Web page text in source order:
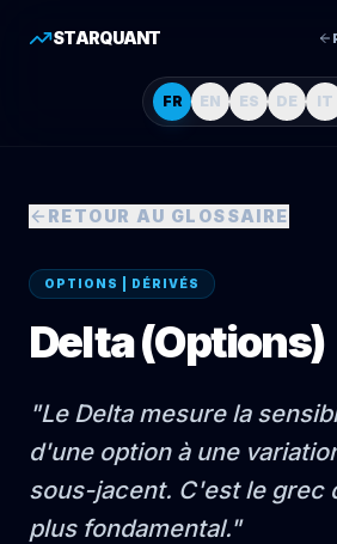
STARQUANT
FR EN ES DE IT
RETOUR AU GLOSSAIRE
OPTIONS | DÉRIVÉS
Delta (Options)
"Le Delta mesure la
d'une option à une
sous-jacent. C'est le grec
plus fondamental."